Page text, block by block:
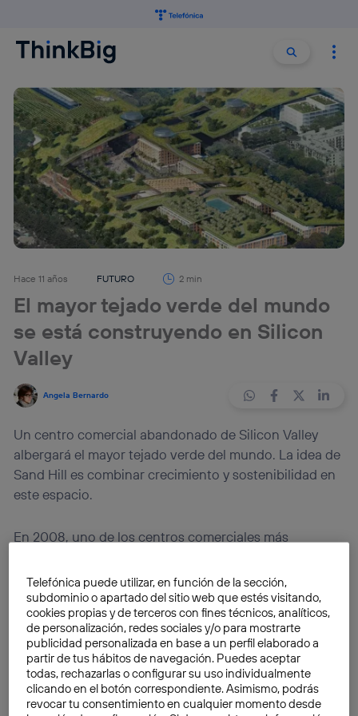
Buscar
Hace 11 años FUTURO 2 min
El mayor tejado verde del mundo
se está construyendo en Silicon
Valley
Angela Bernardo
Un centro comercial abandonado de Silicon Valley
albergará el mayor tejado verde del mundo. La idea de
Sand Hill es combinar crecimiento y sostenibilidad en
este espacio.
En 2008, uno de los centros comerciales más
donde se encuentran las oficinas deApple, Oracle o
IBM, cerraba sus puertas. La pérdida de clientes y la
situación financiera de sus propietarios eran las
razones que explicaban el fin delVallco Shopping Mall
La crisis económica transformó aquel centro
comercial medio abandonado en una oportunidad de
Telefónica puede utilizar, en función de la sección,
subdominio o apartado del sitio web que estés visitando,
cookies propias y de terceros con fines técnicos, analíticos,
de personalización, redes sociales y/o para mostrarte
publicidad personalizada en base a un perfil elaborado a
partir de tus hábitos de navegación. Puedes aceptar
todas, rechazarlas o configurar su uso individualmente
clicando en el botón correspondiente. Asimismo, podrás
revocar tu consentimiento en cualquier momento desde